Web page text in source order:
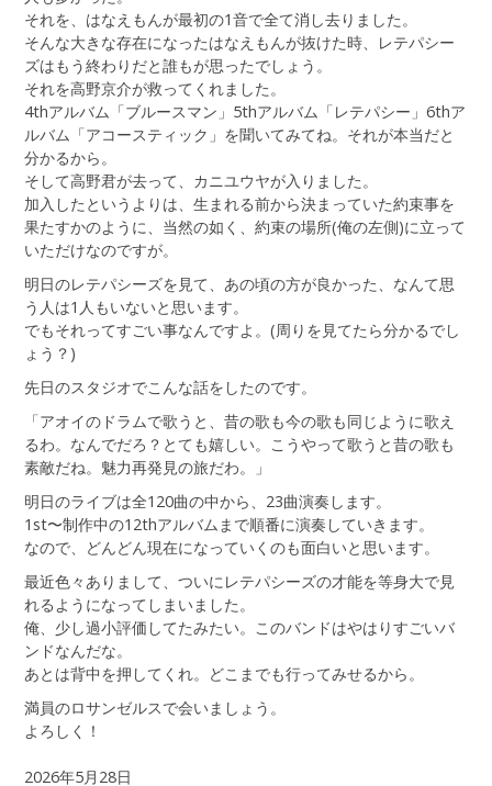
それを、はなえもんが最初の1音で全て消し去りました。
そんな大きな存在になったはなえもんが抜けた時、レテパシー
ズはもう終わりだと誰もが思ったでしょう。
それを高野京介が救ってくれました。
4thアルバム「ブルースマン」5thアルバム「レテパシー」6thア
ルバム「アコースティック」を聞いてみてね。それが本当だと
分かるから。
そして高野君が去って、カニユウヤが入りました。
加入したというよりは、生まれる前から決まっていた約束事を
果たすかのように、当然の如く、約束の場所(俺の左側)に立って
いただけなのですが。
明日のレテパシーズを見て、あの頃の方が良かった、なんて思
う人は1人もいないと思います。
でもそれってすごい事なんですよ。(周りを見てたら分かるでし
ょう？)
先日のスタジオでこんな話をしたのです。
「アオイのドラムで歌うと、昔の歌も今の歌も同じように歌え
るわ。なんでだろ？とても嬉しい。こうやって歌うと昔の歌も
素敵だね。魅力再発見の旅だわ。」
明日のライブは全120曲の中から、23曲演奏します。
1st〜制作中の12thアルバムまで順番に演奏していきます。
なので、どんどん現在になっていくのも面白いと思います。
最近色々ありまして、ついにレテパシーズの才能を等身大で見
れるようになってしまいました。
俺、少し過小評価してたみたい。このバンドはやはりすごいバ
ンドなんだな。
あとは背中を押してくれ。どこまでも行ってみせるから。
満員のロサンゼルスで会いましょう。
よろしく！
2026年5月28日